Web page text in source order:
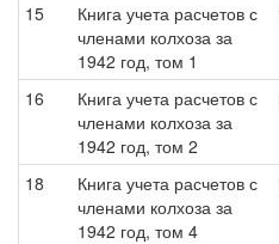
15
Книга учета расчетов с
членами колхоза за
1942 год, том 1
16
Книга учета расчетов с
членами колхоза за
1942 год, том 2
18
Книга учета расчетов с
членами колхоза за
1942 год, том 4